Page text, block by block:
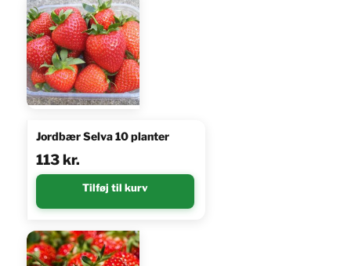
Jordbær Selva 10 planter
113kr.
Tilføj til kurv